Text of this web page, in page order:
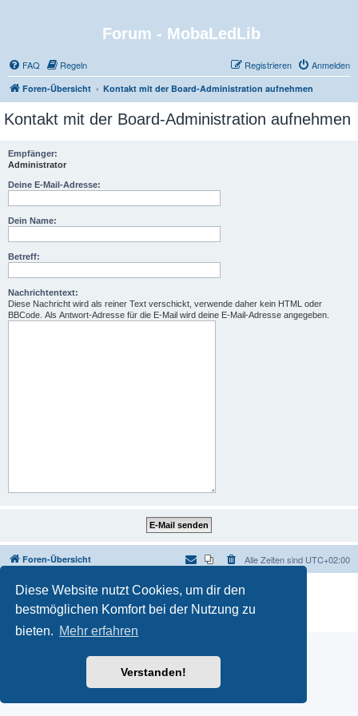
Diese Website nutzt Cookies, um dir den
bestmöglichen Komfort bei der Nutzung zu
bieten. Mehr erfahren
Verstanden!
Forum - MobaLedLib
FAQ Regeln Anmelden
Registrieren
Foren-Übersicht Kontakt mit der Board-Administration aufnehmen
Kontakt mit der Board-Administration aufnehmen
Empfänger:
Administrator
Deine E-Mail-Adresse:
Dein Name:
Betreff:
Nachrichtentext:
Diese Nachricht wird als reiner Text verschickt, verwende daher kein HTML oder
BBCode. Als Antwort-Adresse für die E-Mail wird deine E-Mail-Adresse angegeben.
Foren-Übersicht Alle Zeiten sind UTC+02:00
Powered byphpBB® Forum Software © phpBB Limited
Deutsche Übersetzung durch
Datenschutz |Nutzungsbedingungen